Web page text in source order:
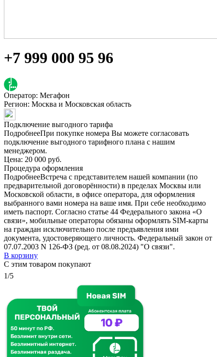
+7 999 000 95 96
Оператор: Мегафон
Регион: Москва и Московская область
Подключение выгодного тарифа
ПодробнееПри покупке номера Вы можете согласовать
подключение выгодного тарифного плана с нашим
менеджером.
Цена: 20 000 руб.
Процедура оформления
ПодробнееВстреча с представителем нашей компании (по
предварительной договорённости) в пределах Москвы или
Московской области, в офисе оператора, для оформления
выбранного вами номера на ваше имя. При себе необходимо
иметь паспорт. Согласно статье 44 Федерального закона «О
связи», мобильные операторы обязаны оформлять SIM-карты
на граждан исключительно после предъявления ими
документа, удостоверяющего личность. Федеральный закон от
07.07.2003 N 126-ФЗ (ред. от 08.08.2024) "О связи".
В корзину
С этим товаром покупают
1/5